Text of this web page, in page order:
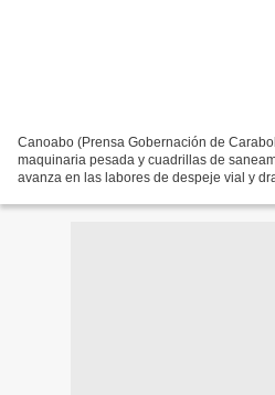
Canoabo (Prensa Gobernación de
maquinaria pesada y cuadrillas de
avanza en las labores de despeje vial y